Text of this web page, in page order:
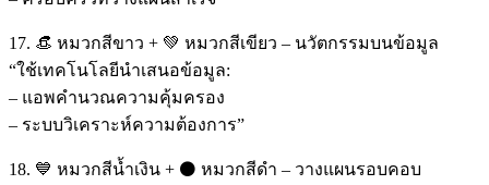
17. 👒 หมวกสีขาว + 💚 หมวกสีเขียว – นวัตกรรมบนข้อมูล
“ใช้เทคโนโลยีนำเสนอข้อมูล:
– แอพคำนวณความคุ้มครอง
– ระบบวิเคราะห์ความต้องการ”
18. 💙 หมวกสีน้ำเงิน + ⚫ หมวกสีดำ – วางแผนรอบคอบ